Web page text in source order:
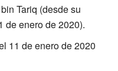
Tariq (desde su
de enero de 2020).
11 de enero de 2020